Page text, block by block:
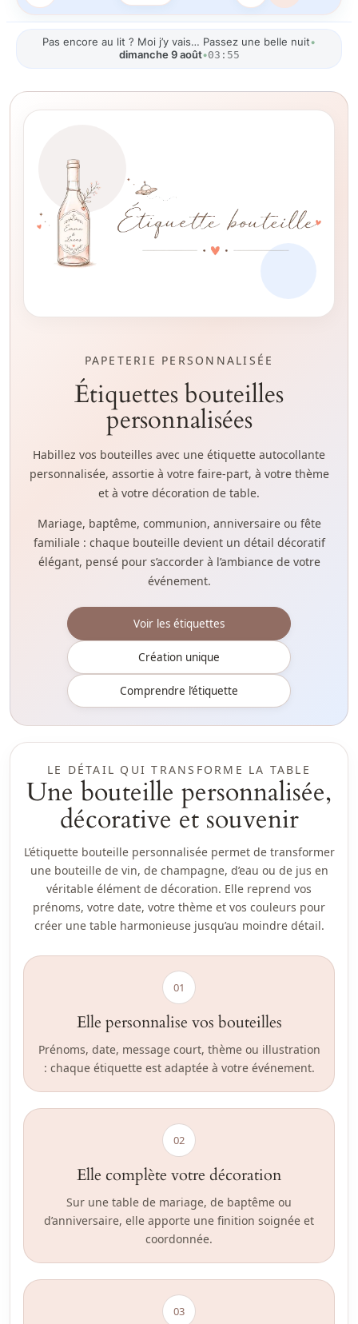
Pas encore au lit ? Moi j’y vais… Passez une belle nuit•
dimanche 9 août•03:55
PAPETERIE PERSONNALISÉE
Étiquettes bouteilles
personnalisées
Habillez vos bouteilles avec une étiquette autocollante
personnalisée, assortie à votre faire-part, à votre thème
et à votre décoration de table.
Mariage, baptême, communion, anniversaire ou fête
familiale : chaque bouteille devient un détail décoratif
élégant, pensé pour s’accorder à l’ambiance de votre
événement.
Voir les étiquettes
Création unique
Comprendre l’étiquette
LE DÉTAIL QUI TRANSFORME LA TABLE
Une bouteille personnalisée,
décorative et souvenir
L’étiquette bouteille personnalisée permet de transformer
une bouteille de vin, de champagne, d’eau ou de jus en
véritable élément de décoration. Elle reprend vos
prénoms, votre date, votre thème et vos couleurs pour
créer une table harmonieuse jusqu’au moindre détail.
01
Elle personnalise vos bouteilles
Prénoms, date, message court, thème ou illustration
: chaque étiquette est adaptée à votre événement.
02
Elle complète votre décoration
Sur une table de mariage, de baptême ou
d’anniversaire, elle apporte une finition soignée et
coordonnée.
03